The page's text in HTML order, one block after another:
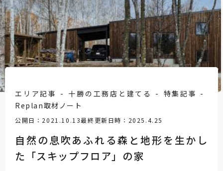
自然の息吹あふれる森と地形を生かし
た「スキップフロア」の家
公開日：2021.10.13最終更新日時：2025.4.25
エリア記事 十勝の工務店と建てる
特集記事
Replan取材ノート